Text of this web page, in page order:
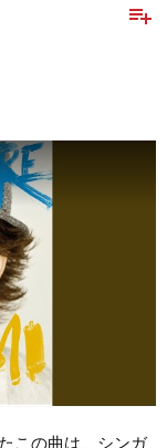
playlist_add
この曲は、シンガ